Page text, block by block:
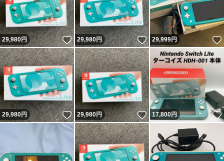
29,980円 いいね！
29,980円 いいね！
29,999円
29,980円 いいね！
29,980円 いいね！
17,800円